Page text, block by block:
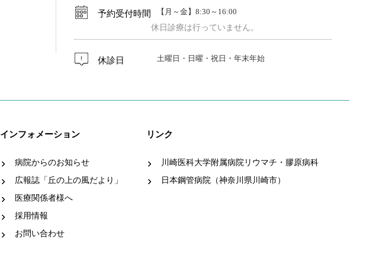
予約受付時間
【月～金】8:30～16:00
休日診療は行っていません。
休診日 土曜日・日曜・祝日・年末年始
インフォメーション
病院からのお知らせ
広報誌「丘の上の風だより」
医療関係者様へ
採用情報
お問い合わせ
リンク
川崎医科大学附属病院リウマチ・膠原病科
日本鋼管病院（神奈川県川崎市）